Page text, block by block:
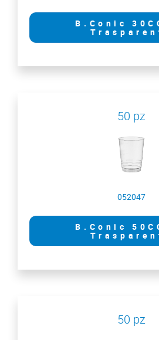
B.Conic
50 pz
052047
B.Conic
50 pz